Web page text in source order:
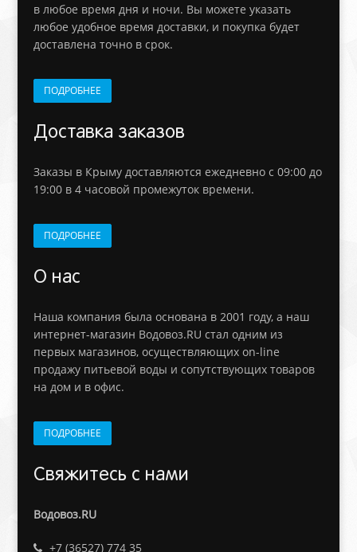
в любое время дня и ночи. Вы можете указать
любое удобное время доставки, и покупка будет
доставлена точно в срок.
ПОДРОБНЕЕ
Доставка заказов
Заказы в Крыму доставляются ежедневно с 09:00 до
19:00 в 4 часовой промежуток времени.
ПОДРОБНЕЕ
О нас
Наша компания была основана в 2001 году, а наш
интернет-магазин Водовоз.RU стал одним из
первых магазинов, осуществляющих on-line
продажу питьевой воды и сопутствующих товаров
на дом и в офис.
ПОДРОБНЕЕ
Свяжитесь с нами
Водовоз.RU
+7 (36527) 774 35